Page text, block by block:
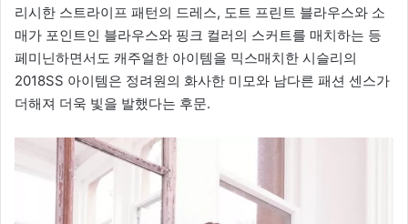
리시한 스트라이프 패턴의 드레스, 도트 프린트 블라우스와 소
매가 포인트인 블라우스와 핑크 컬러의 스커트를 매치하는 등
페미닌하면서도 캐주얼한 아이템을 믹스매치한 시슬리의
2018SS 아이템은 정려원의 화사한 미모와 남다른 패션 센스가
더해져 더욱 빛을 발했다는 후문.